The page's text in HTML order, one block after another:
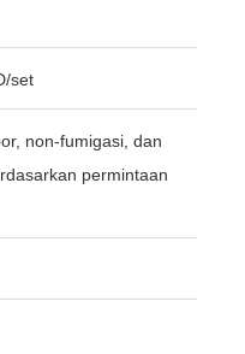
set
non-fumigasi, dan
permintaan